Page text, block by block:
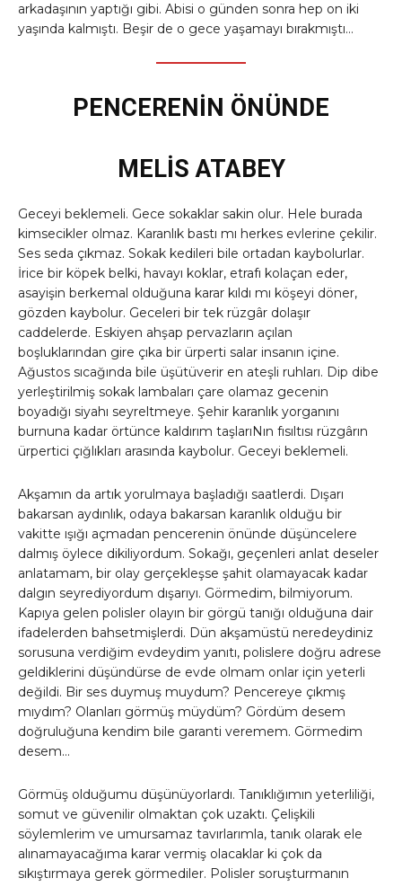
arkadaşının yaptığı gibi. Abisi o günden sonra hep on iki
yaşında kalmıştı. Beşir de o gece yaşamayı bırakmıştı…
PENCERENİN ÖNÜNDE
MELİS ATABEY
Geceyi beklemeli. Gece sokaklar sakin olur. Hele burada
kimsecikler olmaz. Karanlık bastı mı herkes evlerine çekilir.
Ses seda çıkmaz. Sokak kedileri bile ortadan kaybolurlar.
İrice bir köpek belki, havayı koklar, etrafı kolaçan eder,
asayişin berkemal olduğuna karar kıldı mı köşeyi döner,
gözden kaybolur. Geceleri bir tek rüzgâr dolaşır
caddelerde. Eskiyen ahşap pervazların açılan
boşluklarından gire çıka bir ürperti salar insanın içine.
Ağustos sıcağında bile üşütüverir en ateşli ruhları. Dip dibe
yerleştirilmiş sokak lambaları çare olamaz gecenin
boyadığı siyahı seyreltmeye. Şehir karanlık yorganını
burnuna kadar örtünce kaldırım taşlarıNın fısıltısı rüzgârın
ürpertici çığlıkları arasında kaybolur. Geceyi beklemeli.
Akşamın da artık yorulmaya başladığı saatlerdi. Dışarı
bakarsan aydınlık, odaya bakarsan karanlık olduğu bir
vakitte ışığı açmadan pencerenin önünde düşüncelere
dalmış öylece dikiliyordum. Sokağı, geçenleri anlat deseler
anlatamam, bir olay gerçekleşse şahit olamayacak kadar
dalgın seyrediyordum dışarıyı. Görmedim, bilmiyorum.
Kapıya gelen polisler olayın bir görgü tanığı olduğuna dair
ifadelerden bahsetmişlerdi. Dün akşamüstü neredeydiniz
sorusuna verdiğim evdeydim yanıtı, polislere doğru adrese
geldiklerini düşündürse de evde olmam onlar için yeterli
değildi. Bir ses duymuş muydum? Pencereye çıkmış
mıydım? Olanları görmüş müydüm? Gördüm desem
doğruluğuna kendim bile garanti veremem. Görmedim
desem…
Görmüş olduğumu düşünüyorlardı. Tanıklığımın yeterliliği,
somut ve güvenilir olmaktan çok uzaktı. Çelişkili
söylemlerim ve umursamaz tavırlarımla, tanık olarak ele
alınamayacağıma karar vermiş olacaklar ki çok da
sıkıştırmaya gerek görmediler. Polisler soruşturmanın